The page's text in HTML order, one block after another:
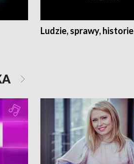
Ludzie, sprawy, historie